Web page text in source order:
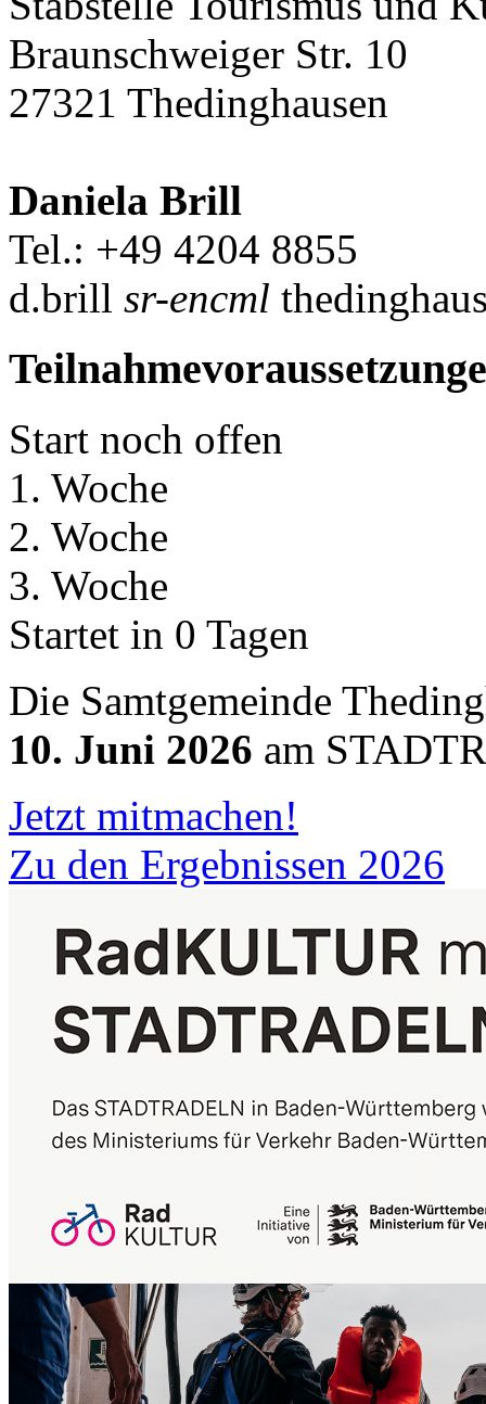
Braunschweiger Str. 10
27321 Thedinghausen
Daniela Brill
Tel.: +49 4204 8855
d.brill sr-encml
Start noch offen
1. Woche
2. Woche
3. Woche
Startet in 0 Tagen
Die Samtgemeinde
10. Juni 2026 am
Jetzt mitmachen!
Zu den Ergebnissen 2026